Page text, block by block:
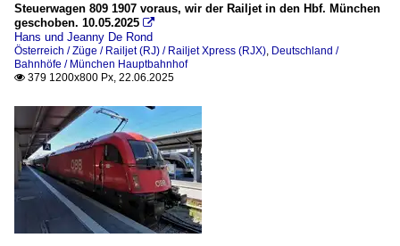
Steuerwagen 809 1907 voraus, wir der Railjet in den Hbf. München
geschoben. 10.05.2025 
Hans und Jeanny De Rond
Österreich / Züge / Railjet (RJ) / Railjet Xpress (RJX), Deutschland /
Bahnhöfe / München Hauptbahnhof
 379 1200x800 Px, 22.06.2025